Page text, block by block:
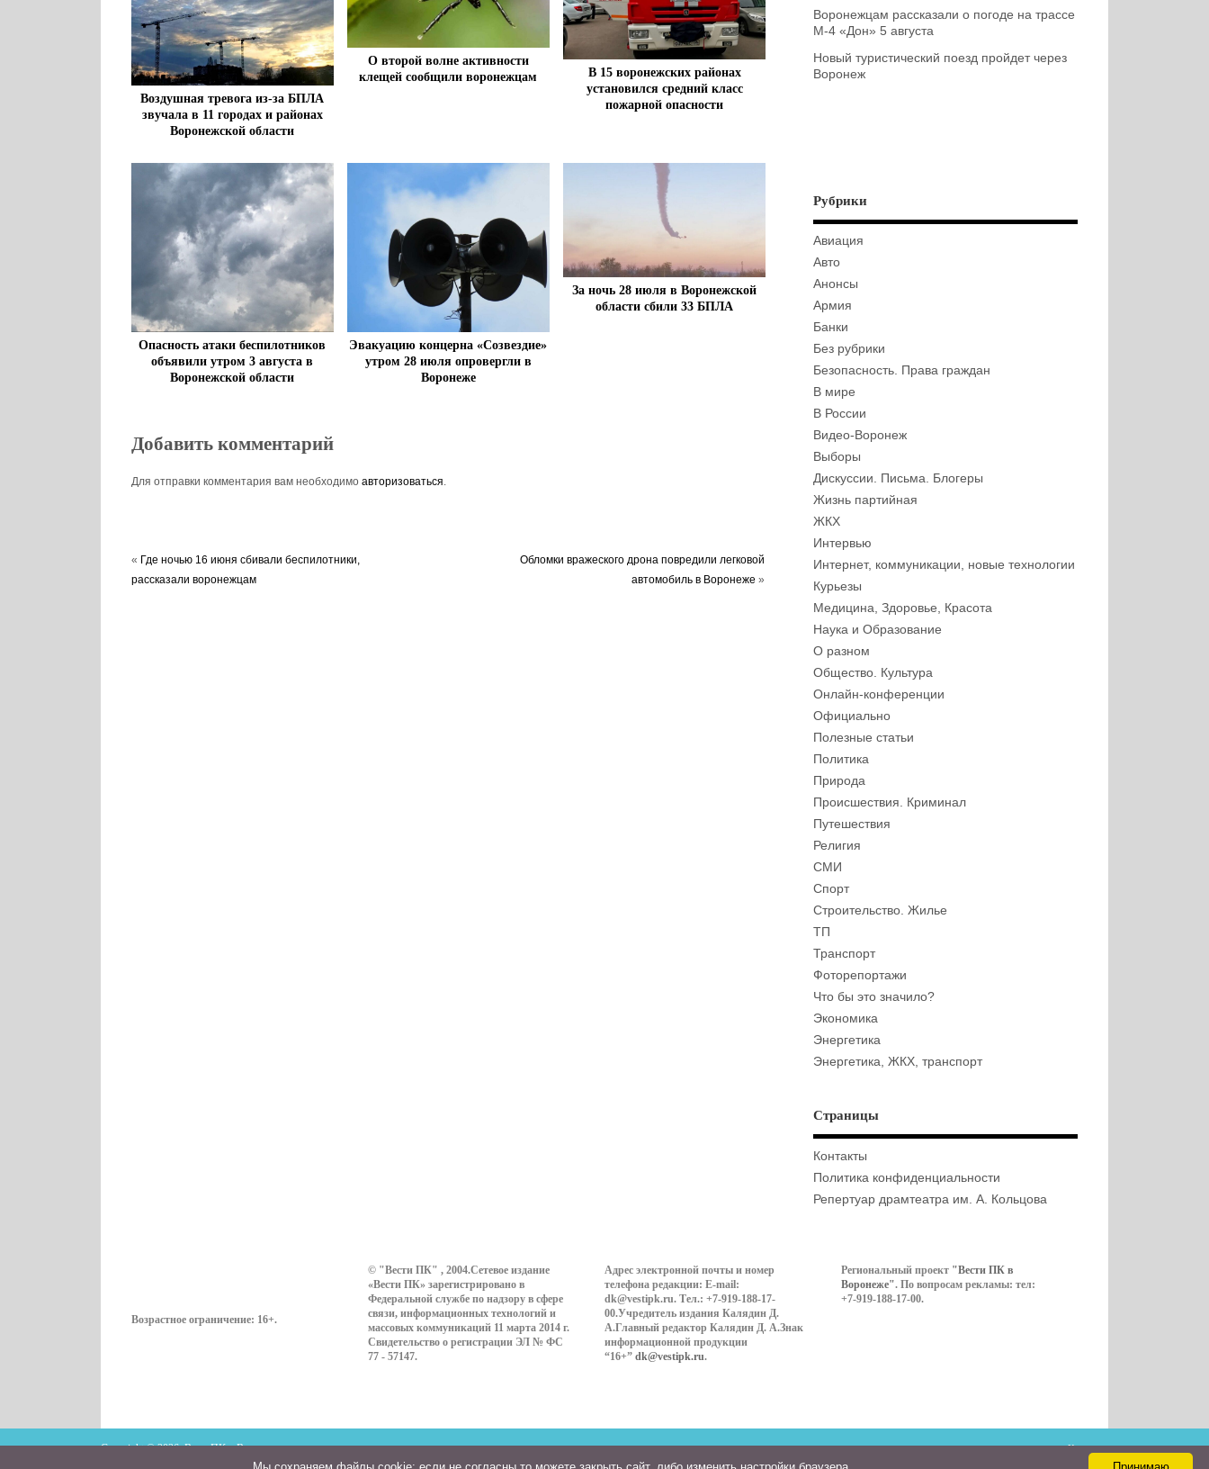
Воздушная тревога из-за БПЛА
звучала в 11 городах и районах
Воронежской области
О второй волне активности
клещей сообщили воронежцам
В 15 воронежских районах
установился средний класс
пожарной опасности
Опасность атаки беспилотников
объявили утром 3 августа в
Воронежской области
Эвакуацию концерна «Созвездие»
утром 28 июля опровергли в
Воронеже
За ночь 28 июля в Воронежской
области сбили 33 БПЛА
Добавить комментарий
Для отправки комментария вам необходимо авторизоваться
« Где ночью 16 июня сбивали беспилотники,
рассказали воронежцам
Обломки вражеского дрона повредили легковой
автомобиль в Воронеже »
Воронежцам рассказали о погоде на трассе
М-4 «Дон» 5 августа
Новый туристический поезд пройдет через
Воронеж
Рубрики
Авиация
Авто
Анонсы
Армия
Банки
Без рубрики
Безопасность. Права граждан
В мире
В России
Видео-Воронеж
Выборы
Дискуссии. Письма. Блогеры
Жизнь партийная
ЖКХ
Интервью
Интернет, коммуникации, новые технологии
Курьезы
Медицина, Здоровье, Красота
Наука и Образование
О разном
Общество. Культура
Онлайн-конференции
Официально
Полезные статьи
Политика
Природа
Происшествия. Криминал
Путешествия
Религия
СМИ
Спорт
Строительство. Жилье
ТП
Транспорт
Фоторепортажи
Что бы это значило?
Экономика
Энергетика
Энергетика, ЖКХ, транспорт
Страницы
Контакты
Политика конфиденциальности
Репертуар драмтеатра им. А. Кольцова
Возрастное ограничение: 16+.
© "Вести ПК" , 2004.Сетевое издание
«Вести ПК» зарегистрировано в
Федеральной службе по надзору в сфере
связи, информационных технологий и
массовых коммуникаций 11 марта 2014 г.
Свидетельство о регистрации ЭЛ № ФС
77 - 57147.
Адрес электронной почты и номер
телефона редакции: E-mail:
dk@vestipk.ru. Тел.: +7-919-188-17-
00.Учредитель издания Калядин Д.
А.Главный редактор Калядин Д. А.Знак
информационной продукции
“16+” dk@vestipk.ru.
Региональный проект "Вести ПК в
Воронеже". По вопросам рекламы: тел:
+7-919-188-17-00.
Copyright © 2026. ВестиПК в Воронеже Контакты